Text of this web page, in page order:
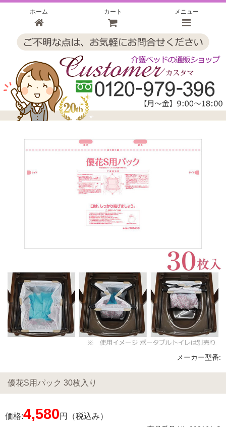
ホーム カート メニュー
メーカー型番:
優花S用パック 30枚入り
価格:4,580円（税込み）